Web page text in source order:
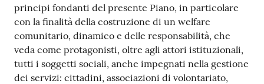
principi fondanti del presente Piano, in particolare
con la finalità della costruzione di un welfare
comunitario, dinamico e delle responsabilità, che
veda come protagonisti, oltre agli attori istituzionali,
tutti i soggetti sociali, anche impegnati nella gestione
dei servizi: cittadini, associazioni di volontariato,